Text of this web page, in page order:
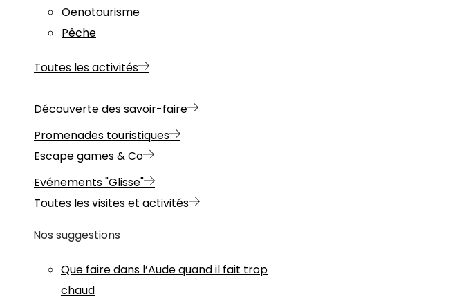
Oenotourisme
Pêche
Toutes les activités
Découverte des savoir-faire
Promenades touristiques
Escape games & Co
Evénements "Glisse"
Toutes les visites et activités
Nos suggestions
Que faire dans l’Aude quand il fait trop
chaud